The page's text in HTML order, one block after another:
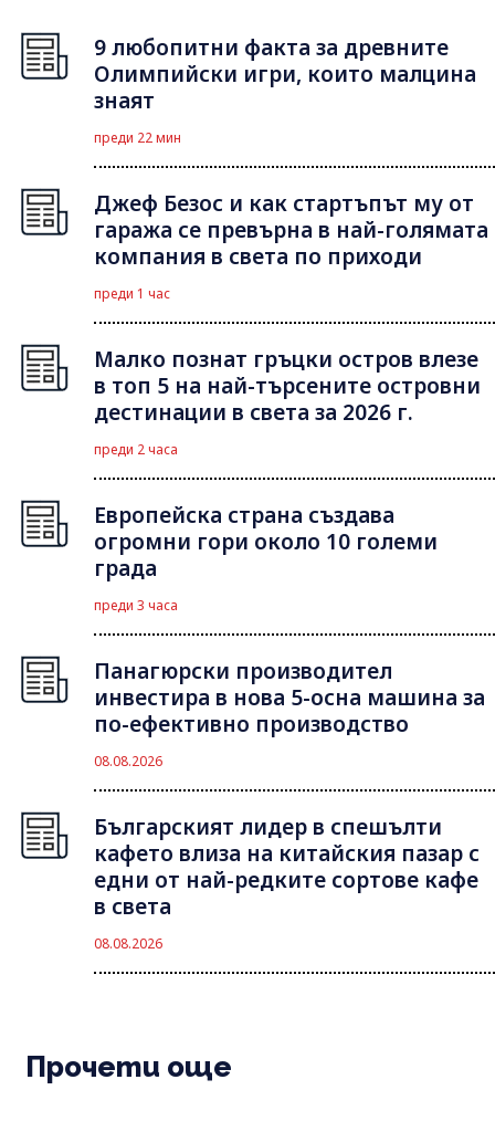
9 любопитни факта за древните
Олимпийски игри, които малцина
знаят
преди 22 мин
Джеф Безос и как стартъпът му от
гаража се превърна в най-голямата
компания в света по приходи
преди 1 час
Малко познат гръцки остров влезе
в топ 5 на най-търсените островни
дестинации в света за 2026 г.
преди 2 часа
Европейска страна създава
огромни гори около 10 големи
града
преди 3 часа
Панагюрски производител
инвестира в нова 5-осна машина за
по-ефективно производство
08.08.2026
Българският лидер в спешълти
кафето влиза на китайския пазар с
едни от най-редките сортове кафе
в света
08.08.2026
Прочети още